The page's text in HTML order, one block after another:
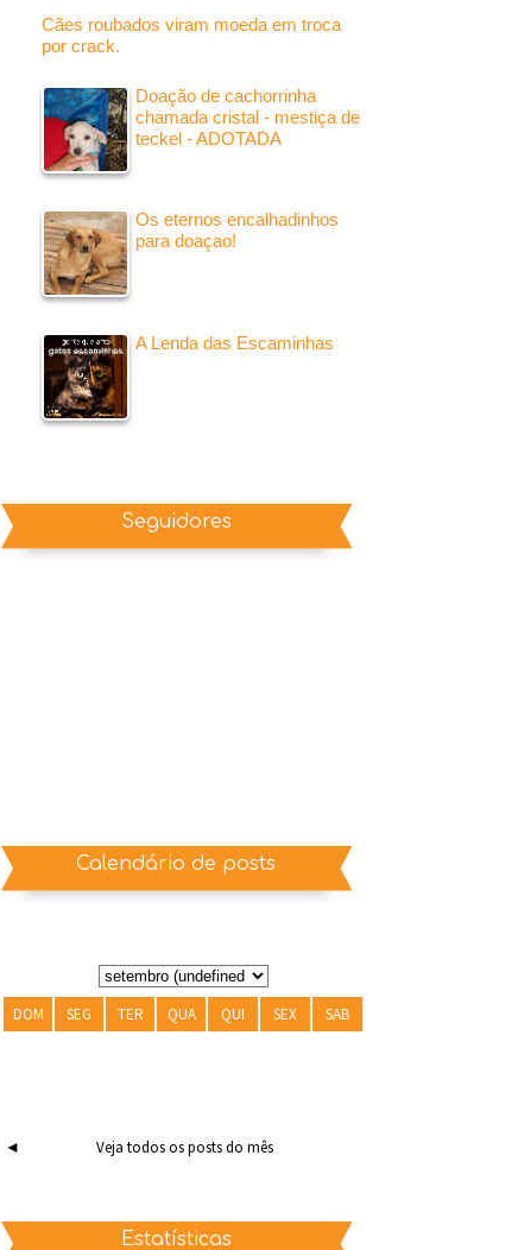
Cães roubados viram moeda em troca
por crack.
Doação de cachorrinha
chamada cristal - mestiça de
teckel - ADOTADA
Os eternos encalhadinhos
para doaçao!
A Lenda das Escaminhas
Seguidores
Calendário de posts
DOM SEG TER QUA QUI SEX SAB
◄ Veja todos os posts do mês
Estatísticas